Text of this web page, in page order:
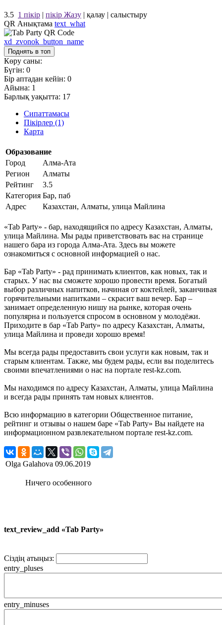
3.5 1 пікір | пікір Жазу | қалау | салыстыру
QR Анықтама text_what
xd_zvonok_button_name
Поднять в топ
Көру саны:
Бүгін: 0
Бір аптадан кейін: 0
Айына: 1
Барлық уақытта: 17
Сипаттамасы
Пікірлер (1)
Карта
Образование
Город
Алма-Ата
Регион
Алматы
Рейтинг
3.5
Категория Бар, паб
Адрес
Казахстан, Алматы, улица Майлина
«Tab Party» - бар, находящийся по адресу Казахстан, Алматы,
улица Майлина. Мы рады приветствовать вас на странице
нашего бара из города Алма-Ата. Здесь вы можете
ознакомиться с основной информацией о нас.
Бар «Tab Party» - рад принимать клиентов, как новых, так и
старых. У нас вы сможете хорошо провести время. Богатый
выбор различных напитков, начиная от коктейлей, заканчивая
горячительными напитками – скрасит ваш вечер. Бар –
занимает определенную нишу на рынке, которая очень
популярна и пользуется спросом в основном у молодёжи.
Приходите в бар «Tab Party» по адресу Казахстан, Алматы,
улица Майлина и проведи хорошо время!
Мы всегда рады предоставить свои услуги как новым, так и
старым клиентам. Также, мы будем рады, если вы поделитесь
своими впечатлениями о нас на портале rest-kz.com.
Мы находимся по адресу Казахстан, Алматы, улица Майлина
и всегда рады принять там новых клиентов.
Всю информацию в категории Общественное питание,
рейтинг и отзывы о нашем баре «Tab Party» Вы найдете на
информационном развлекательном портале rest-kz.com.
Olga Galahova 09.06.2019
Ничего особенного
text_review_add «Tab Party»
Сіздің атыңыз:
entry_pluses
entry_minuses